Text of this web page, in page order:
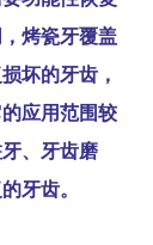
烤瓷牙覆盖
坏的牙齿，
应用范围较
、牙齿磨
牙齿。